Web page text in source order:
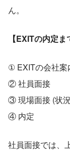
ん。
【EXITの内定ま
① EXITの会社案
② 社員面接
③ 現場面接 (状
④ 内定
社員面接では、